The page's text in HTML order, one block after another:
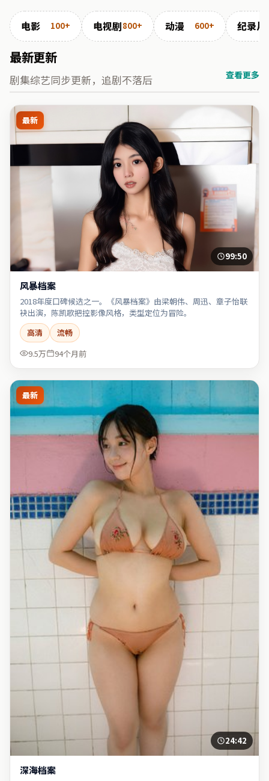
电影 100+ 电视剧800+ 动漫 600+ 纪录片
最新更新
剧集综艺同步更新，追剧不落后 查看更多
最新
99:50
风暴档案
2018年度口碑候选之一。《风暴档案》由梁朝伟、周迅、章子怡联
袂出演，陈凯歌把控影像风格，类型定位为冒险。
高清
流畅
9.5万
94个月前
最新
24:42
深海档案